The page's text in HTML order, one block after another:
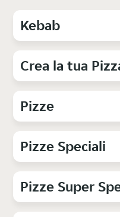
Kebab
Crea la tua
Pizze
Pizze Speciali
Pizze Super